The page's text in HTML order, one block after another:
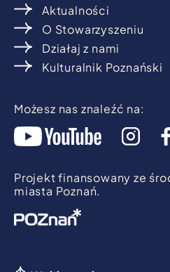
Aktualności
O Stowarzyszeniu
Działaj z nami
Kulturalnik Poznański
Możesz nas znaleźć na:
Projekt finansowany ze
miasta Poznań.